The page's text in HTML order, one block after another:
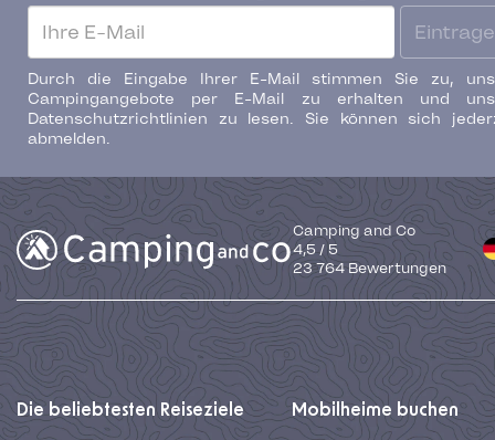
Durch die Eingabe Ihrer E-Mail stimmen Sie zu,
Campingangebote per E-Mail zu erhalten und
Datenschutzrichtlinien zu lesen. Sie können sich
abmelden.
Camping and Co
4,5 / 5
23 764Bewertungen
Die beliebtesten Reiseziele Mobilheime buchen